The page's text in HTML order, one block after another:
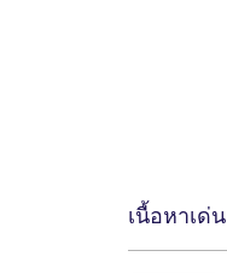
เนื้อหาเด่น